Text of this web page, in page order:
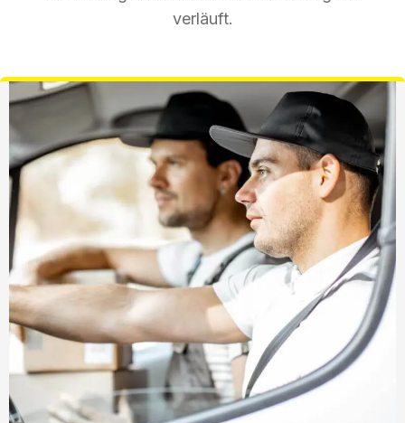
verläuft.